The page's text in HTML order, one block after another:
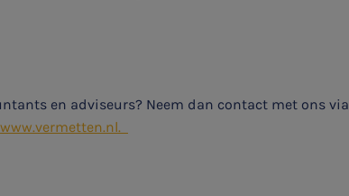
en adviseurs? Neem dan contact met ons via
www.vermetten.nl.